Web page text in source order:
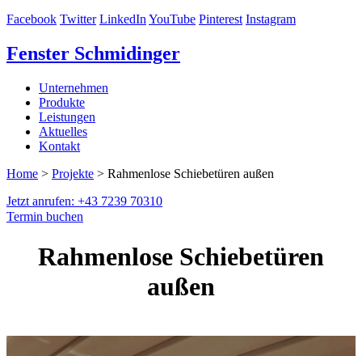
Facebook Twitter LinkedInYouTube Pinterest Instagram
Fenster Schmidinger
Unternehmen
Produkte
Leistungen
Aktuelles
Kontakt
Home > Projekte > Rahmenlose Schiebetüren außen
Jetzt anrufen: +43 7239 70310
Termin buchen
Rahmenlose Schiebetüren
außen